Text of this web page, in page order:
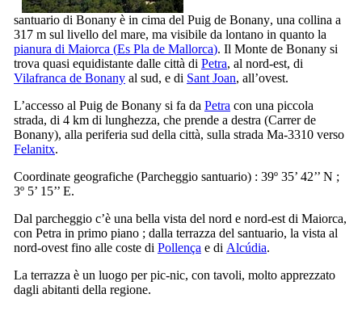
santuario di Bonany è in cima del Puig de Bonany, una collina a
317 m sul livello del mare, ma visibile da lontano in quanto la
pianura di Maiorca (Es Pla de Mallorca). Il Monte de Bonany si
trova quasi equidistante dalle città di Petra, al nord-est, di
Vilafranca de Bonany al sud, e di Sant Joan, all’ovest.
L’accesso al Puig de Bonany si fa da Petra con una piccola
strada, di 4 km di lunghezza, che prende a destra (Carrer de
Bonany), alla periferia sud della città, sulla strada Ma-3310 verso
Felanitx.
Coordinate geografiche (Parcheggio santuario) : 39º 35’ 42’’ N ;
3º 5’ 15’’ E.
Dal parcheggio c’è una bella vista del nord e nord-est di Maiorca,
con Petra in primo piano ; dalla terrazza del santuario, la vista al
nord-ovest fino alle coste di Pollença e di Alcúdia.
La terrazza è un luogo per pic-nic, con tavoli, molto apprezzato
dagli abitanti della regione.